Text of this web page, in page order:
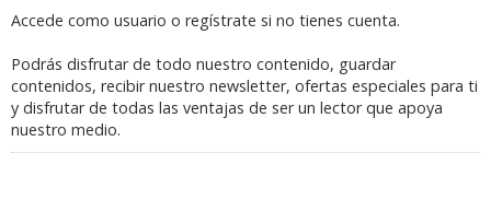
Accede como usuario o regístrate si no tienes cuenta.
Podrás disfrutar de todo nuestro contenido, guardar
contenidos, recibir nuestro newsletter, ofertas especiales para ti
y disfrutar de todas las ventajas de ser un lector que apoya
nuestro medio.